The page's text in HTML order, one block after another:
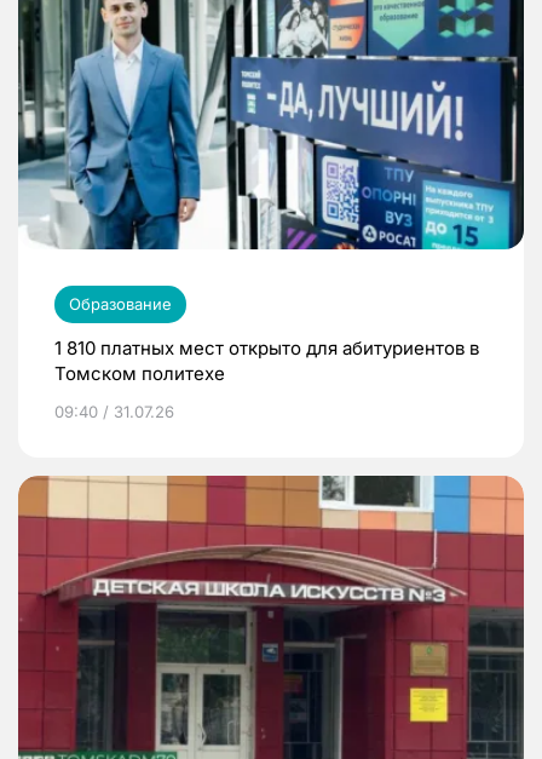
Образование
1 810 платных мест открыто для абитуриентов в
Томском политехе
09:40 / 31.07.26